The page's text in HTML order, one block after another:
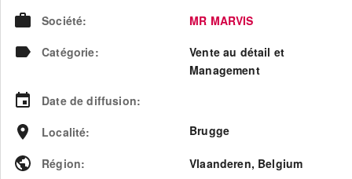
Société:
MR MARVIS
Catégorie:
Vente au détail et
Management
Date de diffusion:
Localité: Brugge
Région: Vlaanderen, Belgium